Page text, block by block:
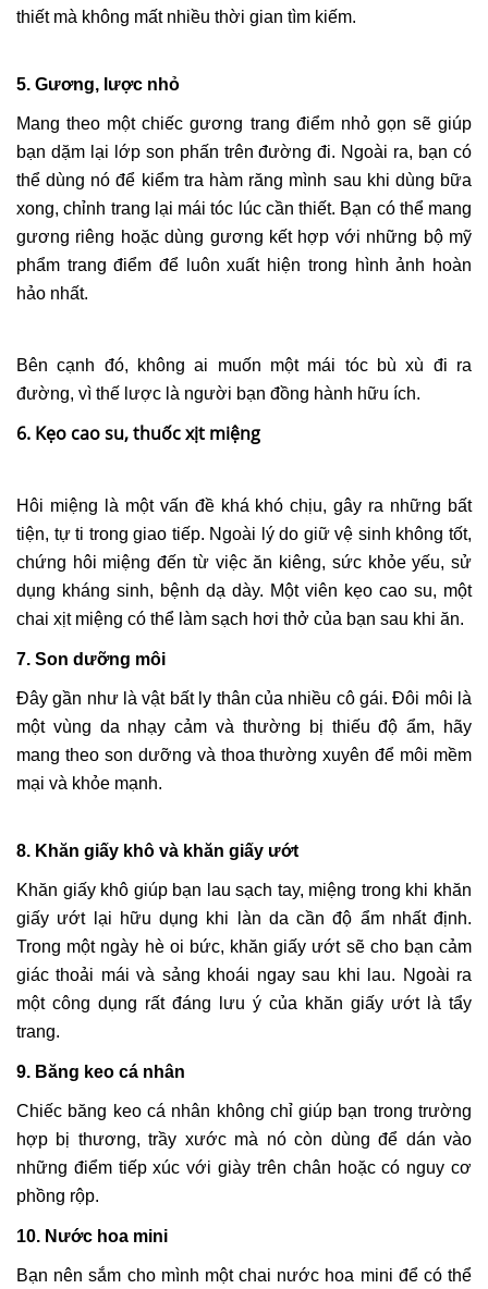
thiết mà không mất nhiều thời gian tìm kiếm.
5. Gương, lược nhỏ
Mang theo một chiếc gương trang điểm nhỏ gọn sẽ giúp
bạn dặm lại lớp son phấn trên đường đi. Ngoài ra, bạn có
thể dùng nó để kiểm tra hàm răng mình sau khi dùng bữa
xong, chỉnh trang lại mái tóc lúc cần thiết. Bạn có thể mang
gương riêng hoặc dùng gương kết hợp với những bộ mỹ
phẩm trang điểm để luôn xuất hiện trong hình ảnh hoàn
hảo nhất.
Bên cạnh đó, không ai muốn một mái tóc bù xù đi ra
đường, vì thế lược là người bạn đồng hành hữu ích.
6. Kẹo cao su, thuốc xịt miệng
Hôi miệng là một vấn đề khá khó chịu, gây ra những bất
tiện, tự ti trong giao tiếp. Ngoài lý do giữ vệ sinh không tốt,
chứng hôi miệng đến từ việc ăn kiêng, sức khỏe yếu, sử
dụng kháng sinh, bệnh dạ dày. Một viên kẹo cao su, một
chai xịt miệng có thể làm sạch hơi thở của bạn sau khi ăn.
7. Son dưỡng môi
Đây gần như là vật bất ly thân của nhiều cô gái. Đôi môi là
một vùng da nhạy cảm và thường bị thiếu độ ẩm, hãy
mang theo son dưỡng và thoa thường xuyên để môi mềm
mại và khỏe mạnh.
8. Khăn giấy khô và khăn giấy ướt
Khăn giấy khô giúp bạn lau sạch tay, miệng trong khi khăn
giấy ướt lại hữu dụng khi làn da cần độ ẩm nhất định.
Trong một ngày hè oi bức, khăn giấy ướt sẽ cho bạn cảm
giác thoải mái và sảng khoái ngay sau khi lau. Ngoài ra
một công dụng rất đáng lưu ý của khăn giấy ướt là tẩy
trang.
9. Băng keo cá nhân
Chiếc băng keo cá nhân không chỉ giúp bạn trong trường
hợp bị thương, trầy xước mà nó còn dùng để dán vào
những điểm tiếp xúc với giày trên chân hoặc có nguy cơ
phồng rộp.
10. Nước hoa mini
Bạn nên sắm cho mình một chai nước hoa mini để có thể